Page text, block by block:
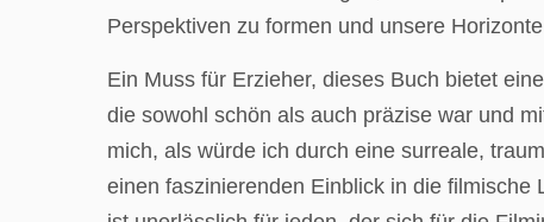
Perspektiven zu formen und unsere
Ein Muss für Erzieher, dieses Buch bietet
die sowohl schön als auch präzise war und
mich, als würde ich durch eine surreale,
einen faszinierenden Einblick in die